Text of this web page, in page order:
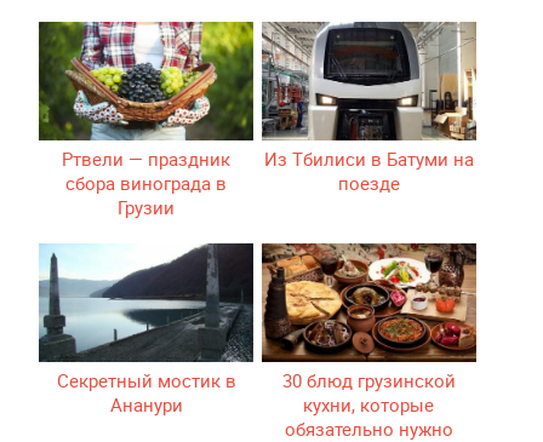
Ртвели — праздник
сбора винограда в
Грузии
Из Тбилиси в Батуми на
поезде
Секретный мостик в
Ананури
30 блюд грузинской
кухни, которые
обязательно нужно